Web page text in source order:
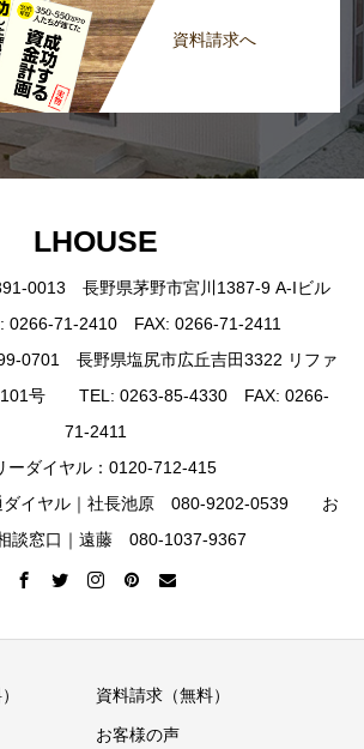
資料請求へ
LHOUSE
0013 長野県茅野市宮川1387-9 A-Iビル
71-2410 FAX: 0266-71-2411
0701 長野県塩尻市広丘吉田3322 リファ
号 TEL: 0263-85-4330 FAX: 0266-
71-2411
ーダイヤル：0120-712-415
ダイヤル｜社長池原 080-9202-0539 お
談窓口｜遠藤 080-1037-9367
資料請求（無料）
お客様の声